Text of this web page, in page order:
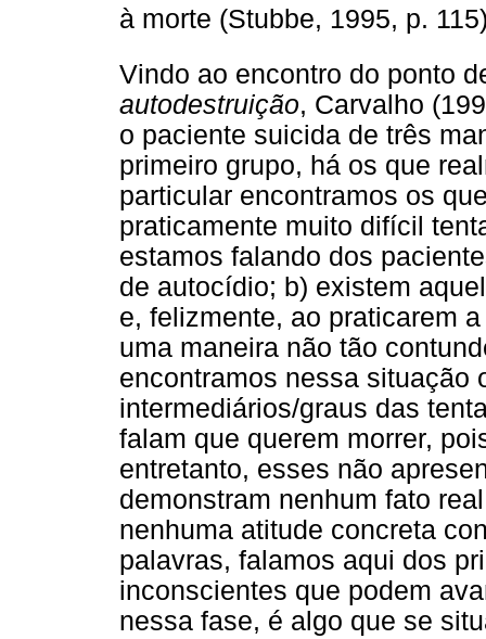
à morte (Stubbe, 1995, p.
Vindo ao encontro do ponto
autodestruição, Carvalho
o paciente suicida de três
primeiro grupo, há os que
particular encontramos os
praticamente muito difícil
estamos falando dos
de autocídio; b) existem
e, felizmente, ao praticarem
uma maneira não tão
encontramos nessa situação
intermediários/graus das
falam que querem morrer,
entretanto, esses não
demonstram nenhum fato
nenhuma atitude concreta
palavras, falamos aqui dos
inconscientes que podem
nessa fase, é algo que se